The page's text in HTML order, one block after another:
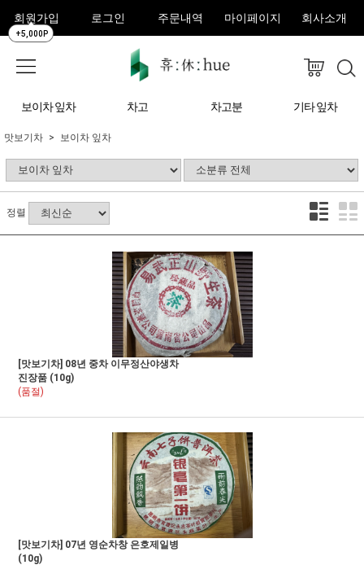
회원가입
+5,000P
로그인 주문내역 마이페이지 회사소개
보이차 잎차 차고 차고분 기타 잎차
맛보기차 보이차 잎차
정렬
[맛보기차] 08년 중차 이무정산야생차
진장품 (10g)
(품절)
[맛보기차] 07년 영순차창 은호제일병
(10g)